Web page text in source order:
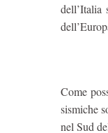
dell’Italia
Come
sismiche
nel Sud